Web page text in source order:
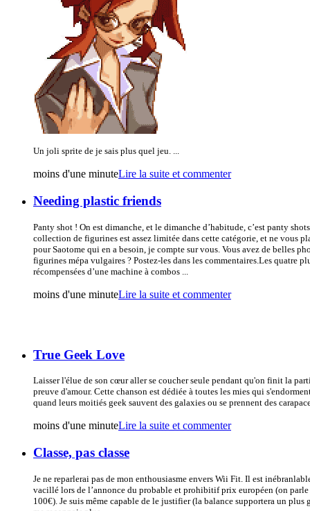
Un joli sprite de je sais plus quel jeu. ...
moins d'une minuteLire la suite et commenter
Needing plastic friends
Panty shot ! On est dimanche, et le dimanche d’habitude, c’est panty
collection de figurines est assez limitée dans cette catégorie, et ne vous
pour Saotome qui en a besoin, je compte sur vous. Vous avez de belles
figurines mépa vulgaires ? Postez-les dans les commentaires.Les quatre
récompensées d’une machine à combos ...
moins d'une minuteLire la suite et commenter
True Geek Love
Laisser l'élue de son cœur aller se coucher seule pendant qu'on finit la
preuve d'amour. Cette chanson est dédiée à toutes les mies qui
quand leurs moitiés geek sauvent des galaxies ou se prennent des
moins d'une minuteLire la suite et commenter
Classe, pas classe
Je ne reparlerai pas de mon enthousiasme envers Wii Fit. Il est
vacillé lors de l’annonce du probable et prohibitif prix européen (on
100€). Je suis même capable de le justifier (la balance supportera un plus